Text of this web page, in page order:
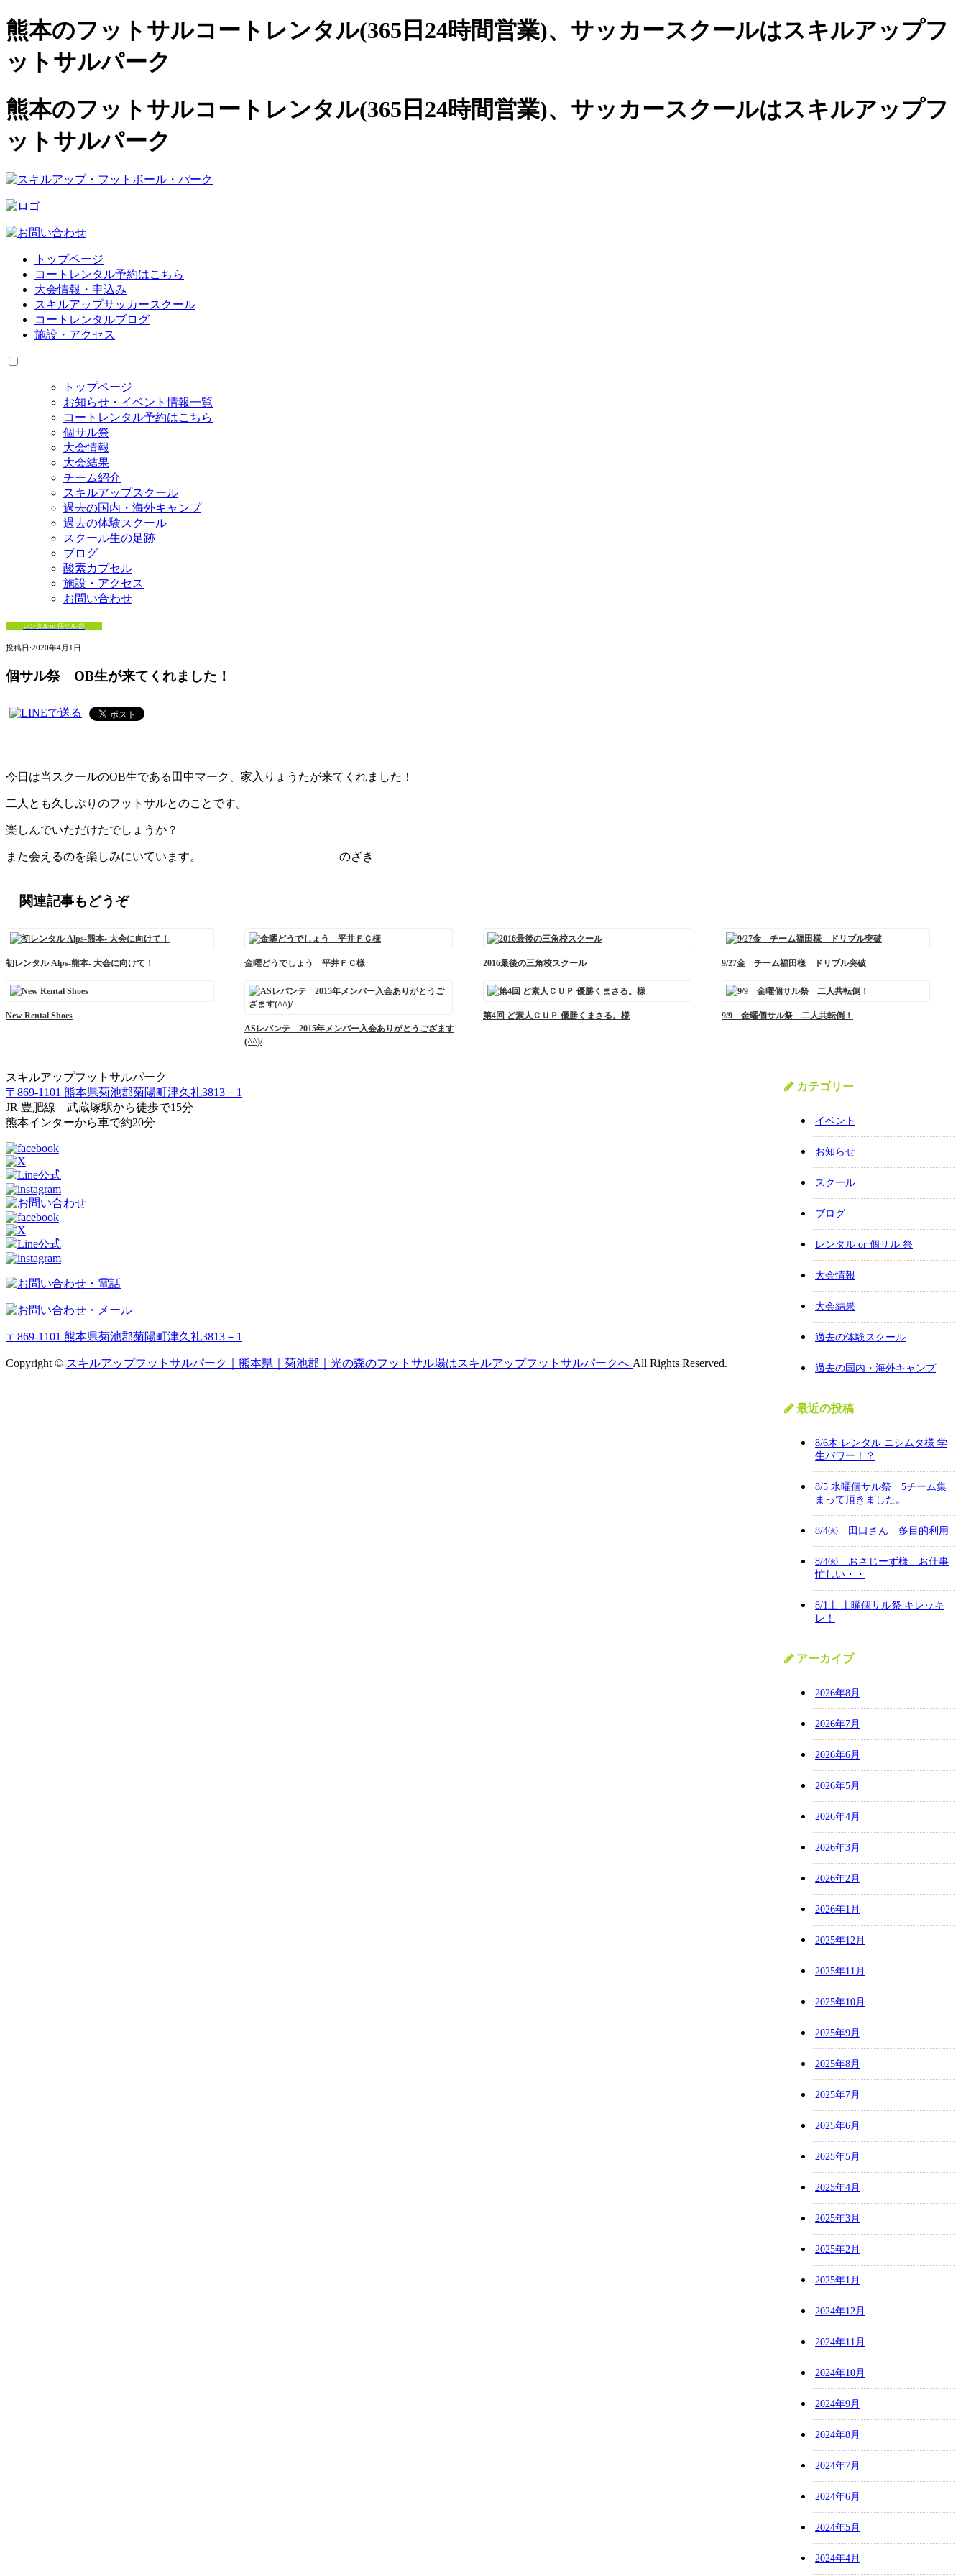
熊本のフットサルコートレンタル(365日24時間営業)、 サッカースクールはスキルアップフ
ットサルパーク
熊本のフットサルコートレンタル(365日24時間営業)、サッカースクールはスキルアップフ
ットサルパーク
トップページ
コートレンタル予約はこちら
大会情報・申込み
スキルアップサッカースクール
コートレンタルブログ
施設・アクセス
トップページ
お知らせ・イベント情報一覧
コートレンタル予約はこちら
個サル祭
大会情報
大会結果
チーム紹介
スキルアップスクール
過去の国内・海外キャンプ
過去の体験スクール
スクール生の足跡
ブログ
酸素カプセル
施設・アクセス
お問い合わせ
レンタル or 個サル 祭
投稿日:2020年4月1日
個サル祭 OB生が来てくれました！
今日は当スクールのOB生である田中マーク、家入りょうたが来てくれました！
二人とも久しぶりのフットサルとのことです。
楽しんでいただけたでしょうか？
また会えるのを楽しみにいています。 のざき
関連記事もどうぞ
初レンタル Alps-熊本- 大会に向けて！ 金曜どうでしょう 平井ＦＣ様 2016最後の三角校スクール 9/27金 チーム福田様 ドリブル突破
New Rental Shoes
ASレバンテ 2015年メンバー入会ありがとうござます
(^^)/
第4回 ど素人ＣＵＰ 優勝くまさる。様 9/9 金曜個サル祭 二人共転倒！
カテゴリー
イベント
お知らせ
スクール
ブログ
レンタル or 個サル 祭
大会情報
大会結果
過去の体験スクール
過去の国内・海外キャンプ
最近の投稿
8/6木 レンタル ニシムタ様 学
生パワー！？
8/5 水曜個サル祭 5チーム集
まって頂きました。
8/4㈫ 田口さん 多目的利用
8/4㈫ おさじーず様 お仕事
忙しい・・
8/1土 土曜個サル祭 キレッキ
レ！
アーカイブ
2026年8月
2026年7月
2026年6月
2026年5月
2026年4月
2026年3月
2026年2月
2026年1月
2025年12月
2025年11月
2025年10月
2025年9月
2025年8月
2025年7月
2025年6月
2025年5月
2025年4月
2025年3月
2025年2月
2025年1月
2024年12月
2024年11月
2024年10月
2024年9月
2024年8月
2024年7月
2024年6月
2024年5月
2024年4月
スキルアップフットサルパーク
〒869-1101 熊本県菊池郡菊陽町津久礼3813－1
JR 豊肥線 武蔵塚駅から徒歩で15分
熊本インターから車で約20分
〒869-1101 熊本県菊池郡菊陽町津久礼3813－1
Copyright © スキルアップフットサルパーク｜熊本県｜菊池郡｜光の森のフットサル場はスキルアップフットサルパークへ All Rights Reserved.